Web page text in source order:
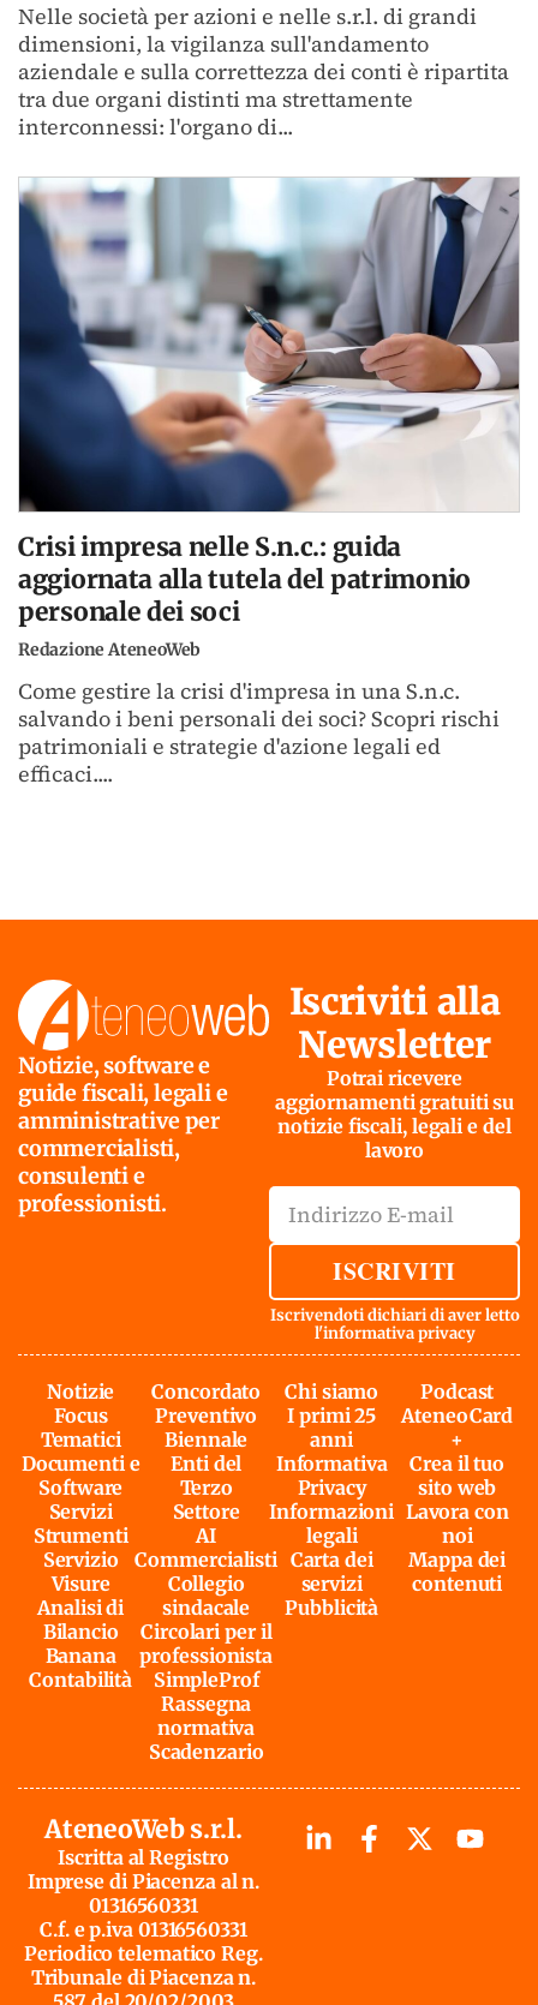
Nelle società per azioni e nelle s.r.l. di grandi
dimensioni, la vigilanza sull'andamento
aziendale e sulla correttezza dei conti è ripartita
tra due organi distinti ma strettamente
interconnessi: l'organo di...
Crisi impresa nelle S.n.c.: guida
aggiornata alla tutela del patrimonio
personale dei soci
Redazione AteneoWeb
Come gestire la crisi d'impresa in una S.n.c.
salvando i beni personali dei soci? Scopri rischi
patrimoniali e strategie d'azione legali ed
efficaci....
Notizie, software e
guide fiscali, legali e
amministrative per
commercialisti,
consulenti e
professionisti.
Iscriviti alla
Newsletter
Potrai ricevere
aggiornamenti gratuiti su
notizie fiscali, legali e del
lavoro
ISCRIVITI
Iscrivendoti dichiari di aver letto
l'informativa privacy
Notizie
Focus
Tematici
Documenti e
Software
Servizi
Strumenti
Servizio
Visure
Analisi di
Bilancio
Banana
Contabilità
Concordato
Preventivo
Biennale
Enti del
Terzo
Settore
AI
Commercialisti
Collegio
sindacale
Circolari per il
professionista
SimpleProf
Rassegna
normativa
Scadenzario
Chi siamo
I primi 25
anni
Informativa
Privacy
Informazioni
legali
Carta dei
servizi
Pubblicità
Podcast
AteneoCard
+
Crea il tuo
sito web
Lavora con
noi
Mappa dei
contenuti
AteneoWeb s.r.l.
Iscritta al Registro
Imprese di Piacenza al n.
01316560331
C.f. e p.iva 01316560331
Periodico telematico Reg.
Tribunale di Piacenza n.